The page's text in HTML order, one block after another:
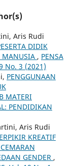
Aris Rudi
DIDIK
MANUSIA , PENSA
No. 3 (2021)
PENGGUNAAN
MATERI
PENDIDIKAN
Aris Rudi
KREATIF
GENDER ,